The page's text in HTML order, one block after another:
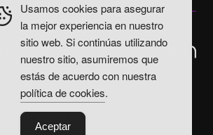
Fuentes Todos los derechos
Usamos cookies para asegurar
la mejor experiencia en nuestro
sitio web. Si continúas utilizando
nuestro sitio, asumiremos que
estás de acuerdo con nuestra
política de cookies.
Aceptar